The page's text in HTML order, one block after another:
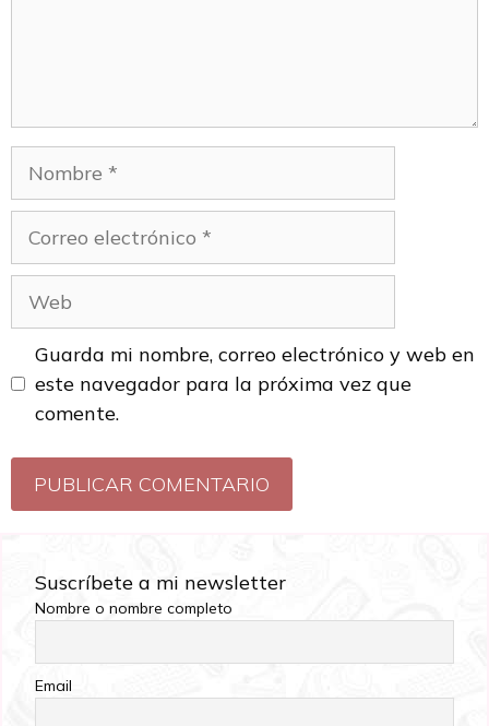
Guarda mi nombre, correo electrónico y web en
este navegador para la próxima vez que
comente.
Suscríbete a mi newsletter
Nombre o nombre completo
Email